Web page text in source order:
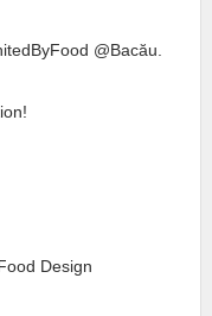
@Bacău.
Design